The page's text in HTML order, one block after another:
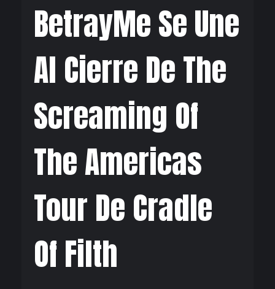
BetrayMe Se Une
Al Cierre De The
Screaming Of
The Americas
Tour De Cradle
Of Filth